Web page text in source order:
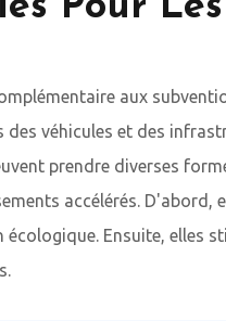
aux
véhicules et des
prendre diverses
accélérés. D'abord,
écologique. Ensuite, elles